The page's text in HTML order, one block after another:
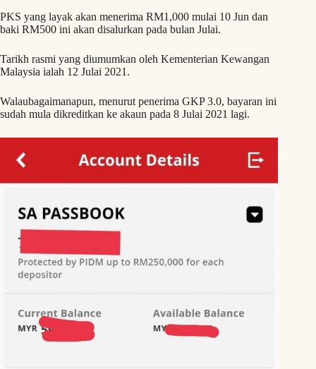
PKS yang layak akan menerima RM1,000 mulai 10 Jun dan
baki RM500 ini akan disalurkan pada bulan Julai.
Tarikh rasmi yang diumumkan oleh Kementerian Kewangan
Malaysia ialah 12 Julai 2021.
Walaubagaimanapun, menurut penerima GKP 3.0, bayaran ini
sudah mula dikreditkan ke akaun pada 8 Julai 2021 lagi.